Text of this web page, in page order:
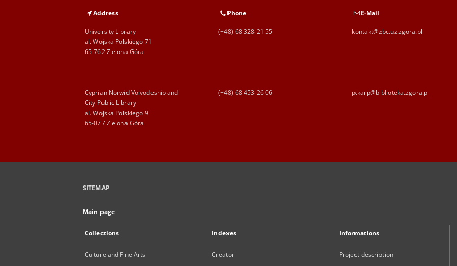
Address
University Library
al. Wojska Polskiego 71
65-762 Zielona Góra
Phone
(+48) 68 328 21 55
E-Mail
kontakt@zbc.uz.zgora.pl
Cyprian Norwid Voivodeship and
City Public Library
al. Wojska Polskiego 9
65-077 Zielona Góra
(+48) 68 453 26 06 p.karp@biblioteka.zgora.pl
SITEMAP
Main page
Collections
Culture and Fine Arts
Indexes
Creator
Informations
Project description